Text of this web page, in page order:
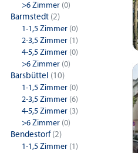
>6 Zimmer (0)
Barmstedt (2)
1-1,5 Zimmer (0)
2-3,5 Zimmer (1)
4-5,5 Zimmer (0)
>6 Zimmer (0)
Barsbüttel (10)
1-1,5 Zimmer (0)
2-3,5 Zimmer (6)
4-5,5 Zimmer (3)
>6 Zimmer (0)
Bendestorf(2)
1-1,5 Zimmer (1)